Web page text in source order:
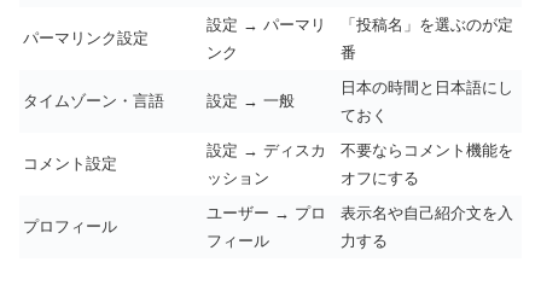
パーマリンク設定
設定 → パーマリ
ンク
「投稿名」を選ぶのが定
番
タイムゾーン・言語 設定 → 一般
日本の時間と日本語にし
ておく
コメント設定
設定 → ディスカ
ッション
不要ならコメント機能を
オフにする
プロフィール
ユーザー → プロ
フィール
表示名や自己紹介文を入
力する